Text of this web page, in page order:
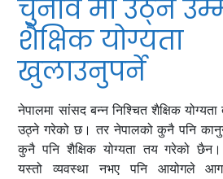
चुनाव मा उठ्ने
शैक्षिक योग्यता
खुलाउनुपर्ने
नेपालमा सांसद बन्न निश्चित शैक्षिक
उठ्ने गरेको छ। तर नेपालको कुनै पनि
कुनै पनि शैक्षिक योग्यता तय गरेको छैन।
यस्तो व्यवस्था नभए पनि आयोगले